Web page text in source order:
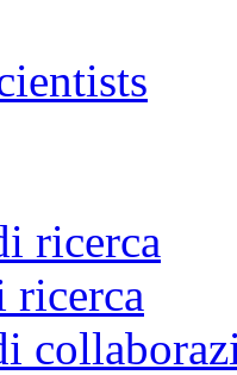
ricerca
ricerca